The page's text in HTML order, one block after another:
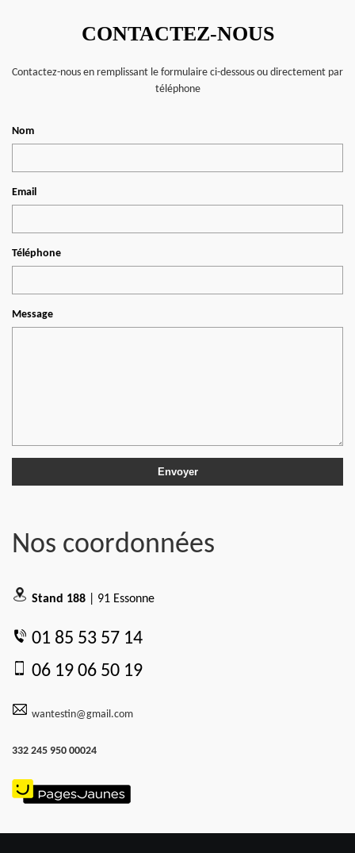
CONTACTEZ-NOUS
Contactez-nous en remplissant le formulaire ci-dessous ou directement par
téléphone
Nom
Email
Téléphone
Message
Nos coordonnées
Stand 188 | 91 Essonne
01 85 53 57 14
06 19 06 50 19
wantestin@gmail.com
332 245 950 00024